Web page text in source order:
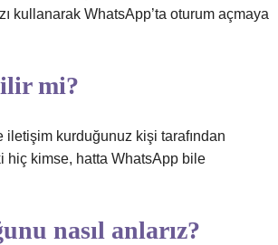
kullanarak WhatsApp’ta oturum açmaya
mi?
kurduğunuz kişi tarafından
kimse, hatta WhatsApp bile
nasıl anlarız?